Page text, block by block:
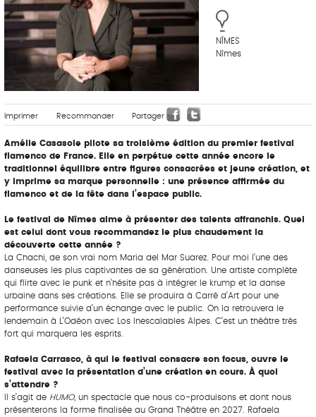
NÎMES
Nîmes
Imprimer Recommander Partager
Amélie Casasole pilote sa troisième édition du premier festival
flamenco de France. Elle en perpétue cette année encore le
traditionnel équilibre entre figures consacrées et jeune création, et
y imprime sa marque personnelle : une présence affirmée du
flamenco et de la fête dans l’espace public.
Le festival de Nîmes aime à présenter des talents affranchis. Quel
est celui dont vous recommandez le plus chaudement la
découverte cette année ?
La Chachi, de son vrai nom Maria del Mar Suarez. Pour moi l’une des
danseuses les plus captivantes de sa génération. Une artiste complète
qui flirte avec le punk et n’hésite pas à intégrer le krump et la danse
urbaine dans ses créations. Elle se produira à Carré d’Art pour une
performance suivie d’un échange avec le public. On la retrouvera le
lendemain à L’Odéon avec Los Inescalables Alpes. C’est un théâtre très
fort qui marquera les esprits.
Rafaela Carrasco, à qui le festival consacre son focus, ouvre le
festival avec la présentation d’une création en cours. À quoi
s’attendre ?
Il s’agit de HUMO, un spectacle que nous co-produisons et dont nous
présenterons la forme finalisée au Grand Théâtre en 2027. Rafaela